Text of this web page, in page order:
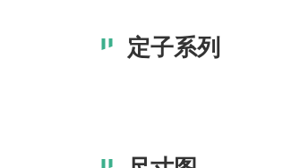
定子系列